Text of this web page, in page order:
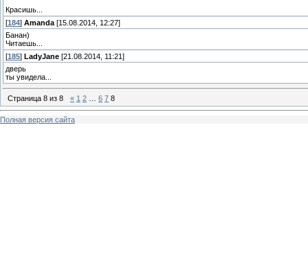
Красишь...
[184] Amanda [15.08.2014, 12:27]
Банан)
Читаешь...
[185] LadyJane [21.08.2014, 11:21]
дверь
ты увидела...
Страница 8 из 8 « 1 2 6 7 8
Полная версия сайта